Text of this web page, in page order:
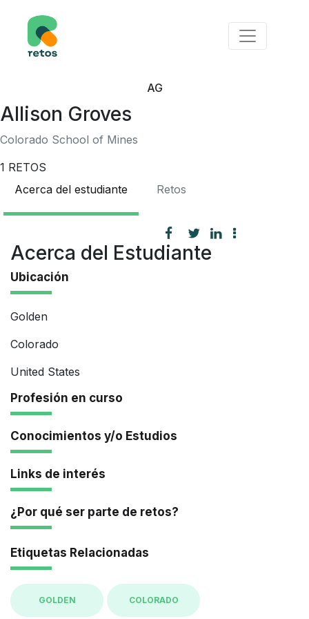
AG
Allison Groves
Colorado School of Mines
1 RETOS
Acerca del estudiante
Retos
Acerca del Estudiante
Ubicación
Golden
Colorado
United States
Profesión en curso
Conocimientos y/o Estudios
Links de interés
¿Por qué ser parte de retos?
Etiquetas Relacionadas
GOLDEN COLORADO